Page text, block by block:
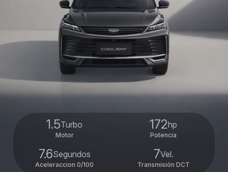
1.5Turbo
Motor
172hp
Potencia
7.6Segundos
Aceleraccion 0/100
7Vel.
Transmisión DCT